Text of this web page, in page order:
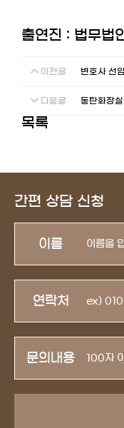
출연진 : 법무법
이전글 변호사 선
다음글 동탄화장
목록
간편 상담 신청
이름
연락처
문의내용